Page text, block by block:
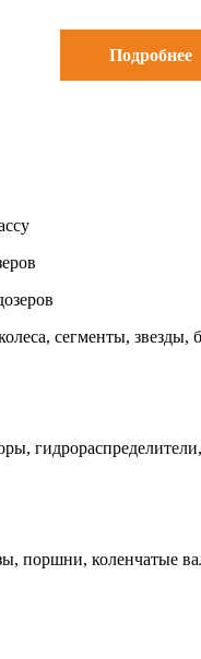
Подробнее
сегменты, звезды,
поршни, коленчатые